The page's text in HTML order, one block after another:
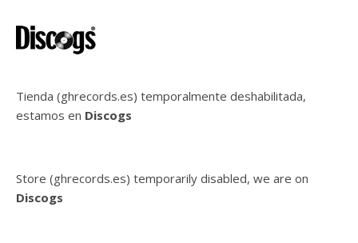
Tienda (ghrecords.es) temporalmente deshabilitada,
estamos en Discogs
Store (ghrecords.es) temporarily disabled, we are on
Discogs